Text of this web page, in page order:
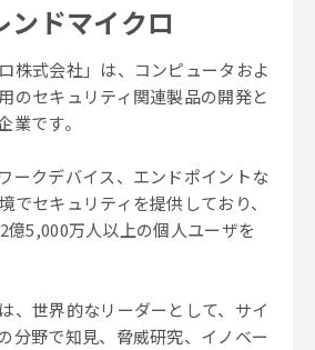
ンドマイクロ
株式会社」は、コンピュータおよ
のセキュリティ関連製品の開発と
業です。
ークデバイス、エンドポイントな
でセキュリティを提供しており、
億5,000万人以上の個人ユーザを
、世界的なリーダーとして、サイ
分野で知見、脅威研究、イノベー